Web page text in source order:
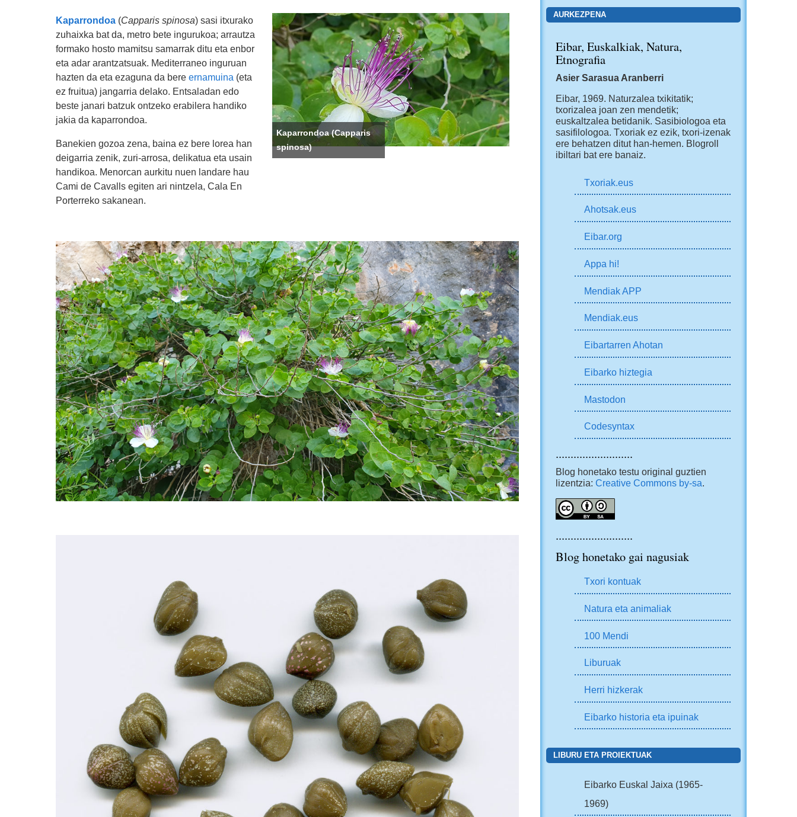
Kaparrondoa (Capparis
spinosa)
Kaparrondoa(Capparis spinosa) sasi itxurako
zuhaixka bat da, metro bete ingurukoa; arrautza
formako hosto mamitsu samarrak ditu eta enbor
eta adar arantzatsuak. Mediterraneo inguruan
hazten da eta ezaguna da bere ernamuina (eta
ez fruitua) jangarria delako. Entsaladan edo
beste janari batzuk ontzeko erabilera handiko
jakia da kaparrondoa.
Banekien gozoa zena, baina ez bere lorea han
deigarria zenik, zuri-arrosa, delikatua eta usain
handikoa. Menorcan aurkitu nuen landare hau
Cami de Cavalls egiten ari nintzela, Cala En
Porterreko sakanean.
AURKEZPENA
Eibar, Euskalkiak, Natura,
Etnografia
Asier Sarasua Aranberri
Eibar, 1969. Naturzalea txikitatik;
txorizalea joan zen mendetik;
euskaltzalea betidanik. Sasibiologoa eta
sasifilologoa. Txoriak ez ezik, txori-izenak
ere behatzen ditut han-hemen. Blogroll
ibiltari bat ere banaiz.
Txoriak.eus
Ahotsak.eus
Eibar.org
Appa hi!
Mendiak APP
Mendiak.eus
Eibartarren Ahotan
Eibarko hiztegia
Mastodon
Codesyntax
..........................
Blog honetako testu original guztien
lizentzia: Creative Commons by-sa.
..........................
Blog honetako gai nagusiak
Txori kontuak
Natura eta animaliak
100 Mendi
Liburuak
Herri hizkerak
Eibarko historia eta ipuinak
LIBURU ETA PROIEKTUAK
Eibarko Euskal Jaixa (1965-
1969)